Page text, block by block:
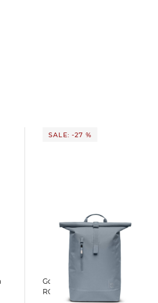
SALE: -27 %
GotBag | Rucksack
ROLLTOP LITE 2.0